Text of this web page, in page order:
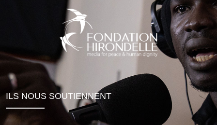
ILS NOUS SOUTIENNENT